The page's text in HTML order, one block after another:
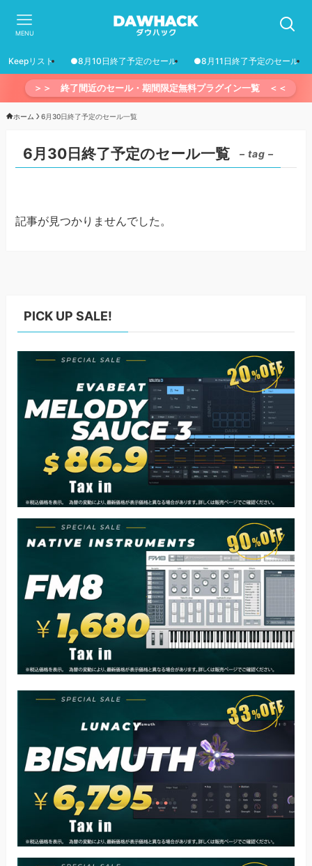
MENU
Keepリスト ●8月10日終了予定のセール ●8月11日終了予定のセール
＞＞ 終了間近のセール・期間限定無料プラグイン一覧 ＜＜
ホーム 6月30日終了予定のセール一覧
6月30日終了予定のセール一覧 – tag –
記事が見つかりませんでした。
PICK UP SALE!